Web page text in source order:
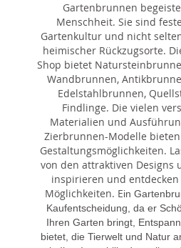
Gartenbrunnen
Menschheit. Sie sind
Gartenkultur und nicht
heimischer Rückzugsorte.
Shop bietet
Wandbrunnen,
Edelstahlbrunnen,
Findlinge. Die vielen
Materialien und
Zierbrunnen-Modelle
Gestaltungsmöglichkeiten.
von den attraktiven Designs
inspirieren und
Möglichkeiten. Ein
Kaufentscheidung, da er
Ihren Garten bringt,
bietet, die Tierwelt und Natur